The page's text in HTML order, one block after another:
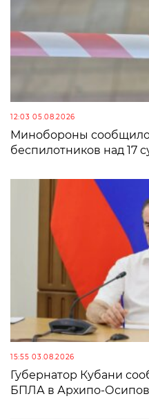
12:03 05.08.2026
Минобороны
беспилотников над 17
15:55 03.08.2026
Губернатор Кубани
БПЛА в Архипо-